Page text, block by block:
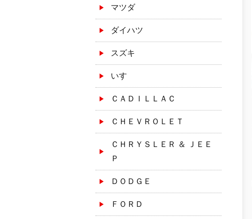
マツダ
ダイハツ
スズキ
いすゞ
ＣＡＤＩＬＬＡＣ
ＣＨＥＶＲＯＬＥＴ
ＣＨＲＹＳＬＥＲ ＆ ＪＥＥ
Ｐ
ＤＯＤＧＥ
ＦＯＲＤ